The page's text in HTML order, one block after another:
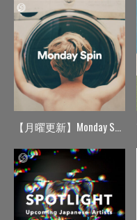
【月曜更新】Monday Spin